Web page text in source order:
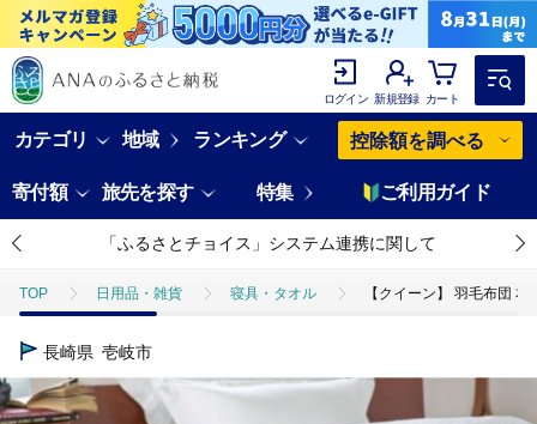
ログイン 新規登録 カート
カテゴリ 地域 ランキング 控除額を調べる
寄付額 旅先を探す 特集 ご利用ガイド
「ふるさとチョイス」システム連携に関して
TOP 日用品・雑貨 寝具・タオル 【クイーン】 羽毛布団
長崎県 壱岐市